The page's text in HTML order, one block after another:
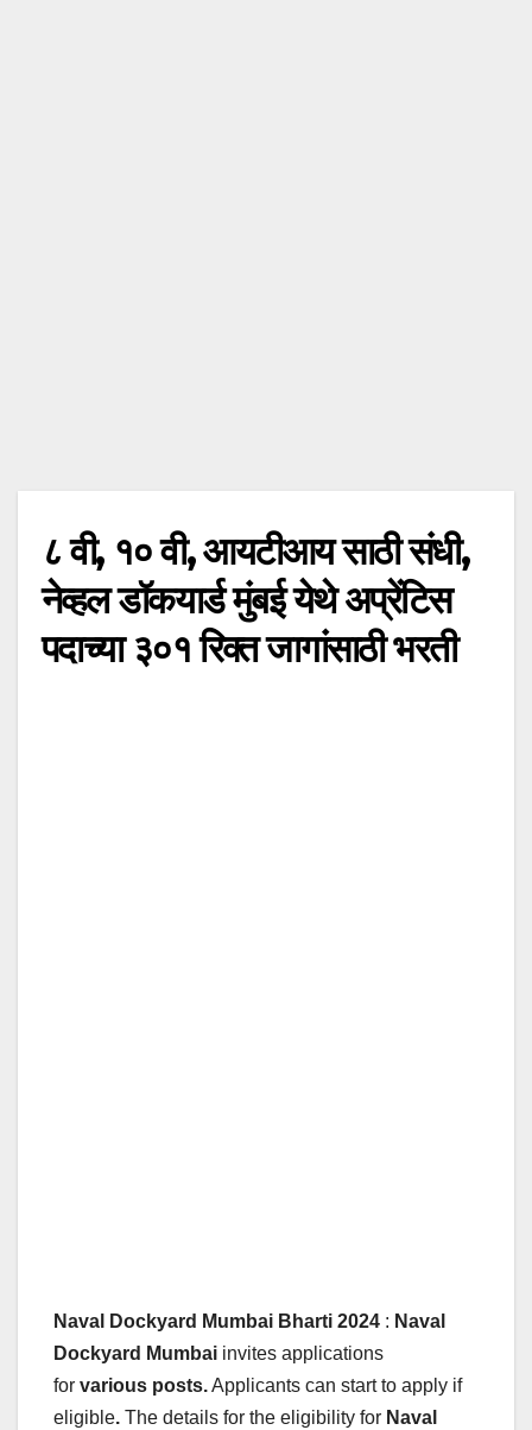
८ वी, १० वी, आयटीआय साठी संधी,
नेव्हल डॉकयार्ड मुंबई येथे अप्रेंटिस
पदाच्या ३०१ रिक्त जागांसाठी भरती
Naval Dockyard Mumbai Bharti 2024 : Naval
Dockyard Mumbai invites applications
for various posts.Applicants can start to apply if
eligible. The details for the eligibility for Naval